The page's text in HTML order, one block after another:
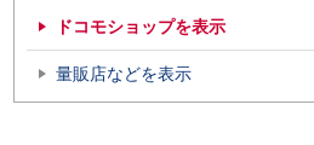
ドコモショップを表示
量販店などを表示